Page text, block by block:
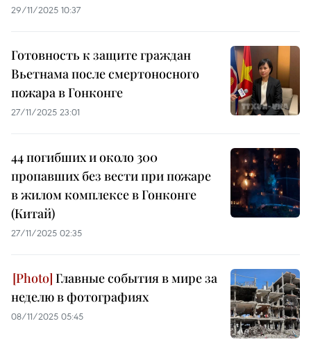
29/11/2025 10:37
Готовность к защите граждан
Вьетнама после смертоносного
пожара в Гонконге
27/11/2025 23:01
44 погибших и около 300
пропавших без вести при пожаре
в жилом комплексе в Гонконге
(Китай)
27/11/2025 02:35
Главные события в мире за
неделю в фотографиях
08/11/2025 05:45